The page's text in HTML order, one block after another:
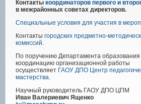
Контакты координаторов первого и
в межрайонных советах директоров.
Специальные условия для участия в
Контакты городских предметно-
комиссий.
По поручению Департамента образования
координацию организационной работы
осуществляет ГАОУ ДПО Центр
мастерства.
Научный руководитель ГАОУ ДПО ЦПМ
Иван Валериевич Ященко